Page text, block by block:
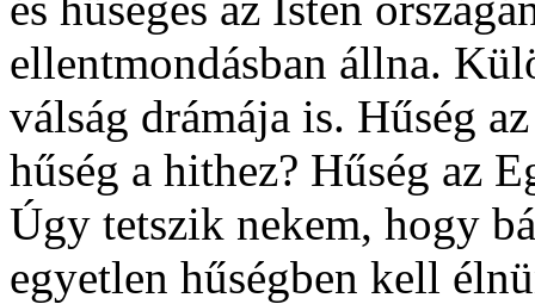
ellentmondásban állna.
válság drámája is. Hűség
hűség a hithez? Hűség az
Úgy tetszik nekem, hogy
egyetlen hűségben kell